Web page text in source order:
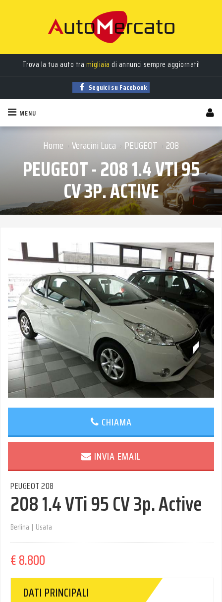
Trova la tua auto tra migliaia di annunci sempre aggiornati!
Seguici su Facebook
MENU
Home › Veracini Luca › PEUGEOT › 208
PEUGEOT - 208 1.4 VTI 95
CV 3P. ACTIVE
CHIAMA
INVIA EMAIL
PEUGEOT 208
208 1.4 VTi 95 CV 3p. Active
Berlina | Usata
€ 8.800
DATI PRINCIPALI